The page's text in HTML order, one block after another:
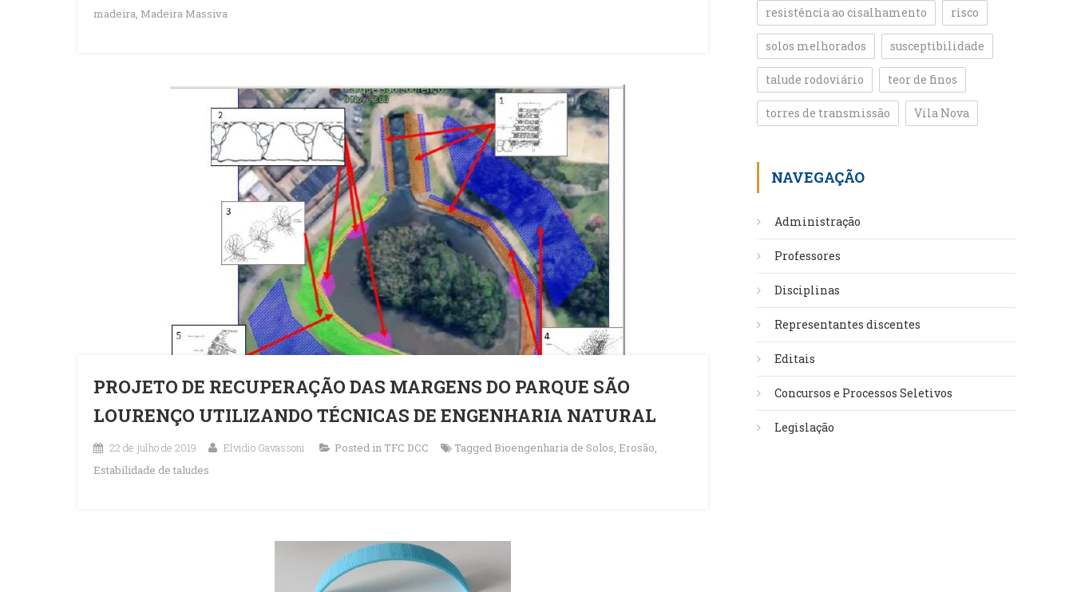
madeira, Madeira Massiva
PROJETO DE RECUPERAÇÃO DAS MARGENS DO PARQUE SÃO
LOURENÇO UTILIZANDO TÉCNICAS DE ENGENHARIA NATURAL
22 de julho de 2019 Elvidio Gavassoni Posted in TFC DCC Tagged Bioengenharia de Solos, Erosão,
Estabilidade de taludes
resistência ao cisalhamento risco
solos melhorados susceptibilidade
talude rodoviário teor de finos
torres de transmissão Vila Nova
NAVEGAÇÃO
Administração
Professores
Disciplinas
Representantes discentes
Editais
Concursos e Processos Seletivos
Legislação